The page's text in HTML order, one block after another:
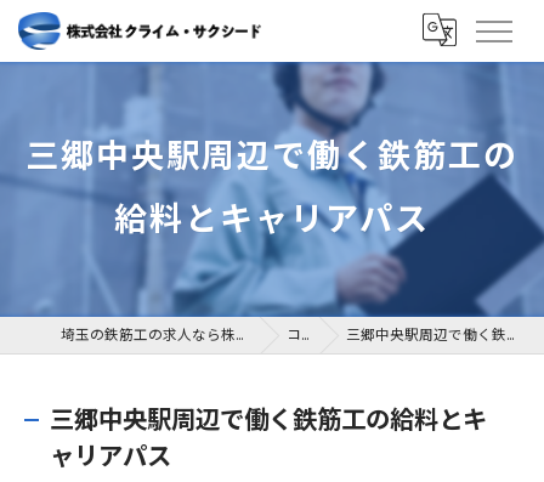
三郷中央駅周辺で働く鉄筋工の
給料とキャリアパス
埼玉の鉄筋工の求人なら株式会社クライム・サクシード コラム 三郷中央駅周辺で働く鉄筋工の給料とキャリアパス
三郷中央駅周辺で働く鉄筋工の給料とキ
ャリアパス